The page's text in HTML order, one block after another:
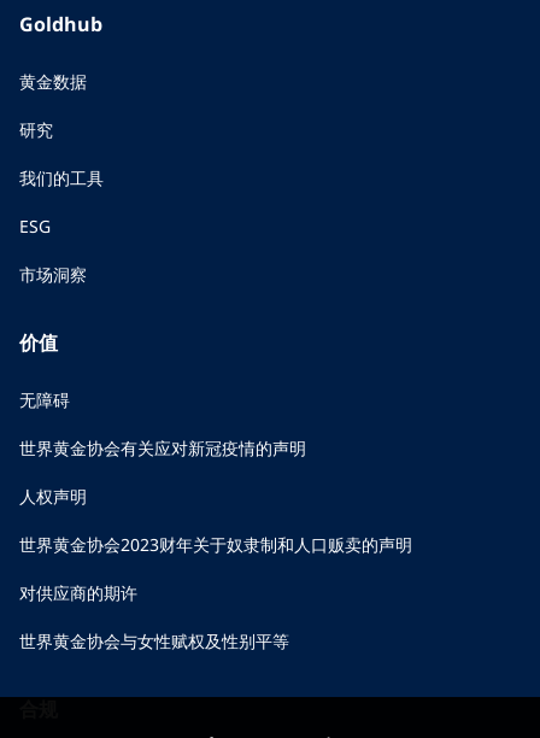
Goldhub
黄金数据
研究
我们的工具
ESG
市场洞察
价值
无障碍
世界黄金协会有关应对新冠疫情的声明
人权声明
世界黄金协会2023财年关于奴隶制和人口贩卖的声明
对供应商的期许
世界黄金协会与女性赋权及性别平等